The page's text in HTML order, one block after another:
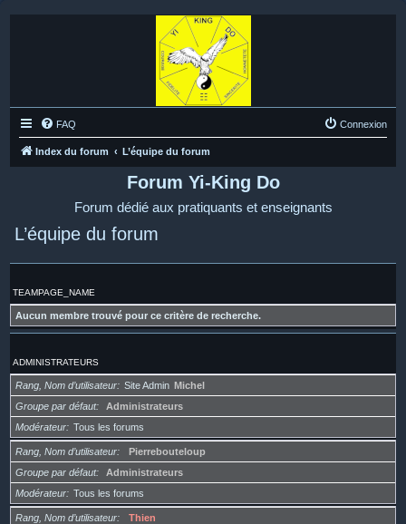
FAQ Connexion
Index du forum L’équipe du forum
Forum Yi-King Do
Forum dédié aux pratiquants et enseignants
L’équipe du forum
TEAMPAGE_NAME
Aucun membre trouvé pour ce critère de recherche.
ADMINISTRATEURS
Rang, Nom d’utilisateur Site Admin Michel
Groupe par défaut
Administrateurs
Modérateur
Tous les forums
Rang, Nom d’utilisateur
Pierrebouteloup
Groupe par défaut
Administrateurs
Modérateur
Tous les forums
Rang, Nom d’utilisateur
Thien